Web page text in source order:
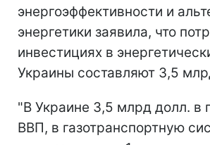
энергоэффективности и
энергетики заявила, что
инвестициях в
Украины составляют 3,5
"В Украине 3,5 млрд долл. в
ВВП, в газотранспортную